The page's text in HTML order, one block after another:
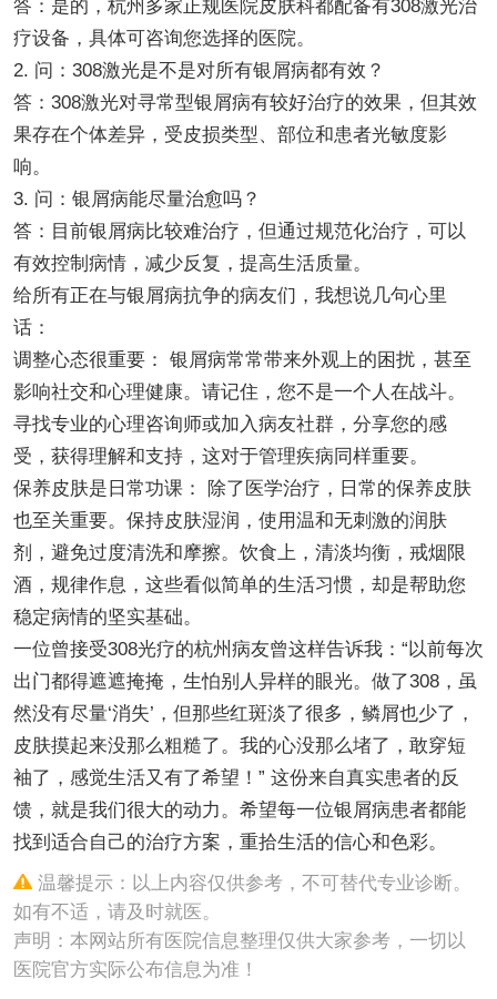
答：是的，杭州多家正规医院皮肤科都配备有308激光治
疗设备，具体可咨询您选择的医院。
2. 问：308激光是不是对所有银屑病都有效？
答：308激光对寻常型银屑病有较好治疗的效果，但其效
果存在个体差异，受皮损类型、部位和患者光敏度影
响。
3. 问：银屑病能尽量治愈吗？
答：目前银屑病比较难治疗，但通过规范化治疗，可以
有效控制病情，减少反复，提高生活质量。
给所有正在与银屑病抗争的病友们，我想说几句心里
话：
调整心态很重要： 银屑病常常带来外观上的困扰，甚至
影响社交和心理健康。请记住，您不是一个人在战斗。
寻找专业的心理咨询师或加入病友社群，分享您的感
受，获得理解和支持，这对于管理疾病同样重要。
保养皮肤是日常功课： 除了医学治疗，日常的保养皮肤
也至关重要。保持皮肤湿润，使用温和无刺激的润肤
剂，避免过度清洗和摩擦。饮食上，清淡均衡，戒烟限
酒，规律作息，这些看似简单的生活习惯，却是帮助您
稳定病情的坚实基础。
一位曾接受308光疗的杭州病友曾这样告诉我：“以前每次
出门都得遮遮掩掩，生怕别人异样的眼光。做了308，虽
然没有尽量‘消失’，但那些红斑淡了很多，鳞屑也少了，
皮肤摸起来没那么粗糙了。我的心没那么堵了，敢穿短
袖了，感觉生活又有了希望！” 这份来自真实患者的反
馈，就是我们很大的动力。希望每一位银屑病患者都能
找到适合自己的治疗方案，重拾生活的信心和色彩。
温馨提示：以上内容仅供参考，不可替代专业诊断。
如有不适，请及时就医。
声明：本网站所有医院信息整理仅供大家参考，一切以
医院官方实际公布信息为准！